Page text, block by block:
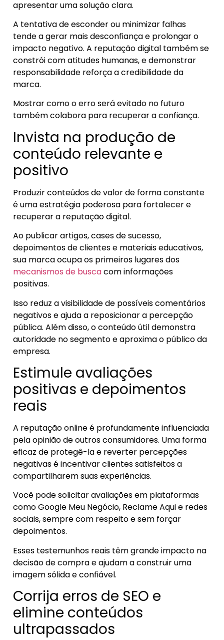
apresentar uma solução clara.
A tentativa de esconder ou minimizar falhas
tende a gerar mais desconfiança e prolongar o
impacto negativo. A reputação digital também se
constrói com atitudes humanas, e demonstrar
responsabilidade reforça a credibilidade da
marca.
Mostrar como o erro será evitado no futuro
também colabora para recuperar a confiança.
Invista na produção de
conteúdo relevante e
positivo
Produzir conteúdos de valor de forma constante
é uma estratégia poderosa para fortalecer e
recuperar a reputação digital.
Ao publicar artigos, cases de sucesso,
depoimentos de clientes e materiais educativos,
sua marca ocupa os primeiros lugares dos
mecanismos de buscacom informações
positivas.
Isso reduz a visibilidade de possíveis comentários
negativos e ajuda a reposicionar a percepção
pública. Além disso, o conteúdo útil demonstra
autoridade no segmento e aproxima o público da
empresa.
Estimule avaliações
positivas e depoimentos
reais
A reputação online é profundamente influenciada
pela opinião de outros consumidores. Uma forma
eficaz de protegê-la e reverter percepções
negativas é incentivar clientes satisfeitos a
compartilharem suas experiências.
Você pode solicitar avaliações em plataformas
como Google Meu Negócio, Reclame Aqui e redes
sociais, sempre com respeito e sem forçar
depoimentos.
Esses testemunhos reais têm grande impacto na
decisão de compra e ajudam a construir uma
imagem sólida e confiável.
Corrija erros de SEO e
elimine conteúdos
ultrapassados